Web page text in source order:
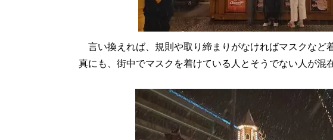
言い換えれば、規則や取り締まりがなければマスクなど
真にも、街中でマスクを着けている人とそうでない人が混